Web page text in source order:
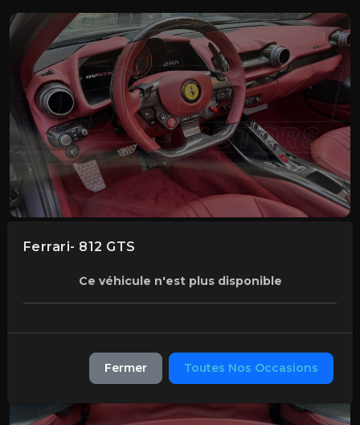
Ferrari- 812 GTS
Ce véhicule n'est plus disponible
Fermer Toutes Nos Occasions